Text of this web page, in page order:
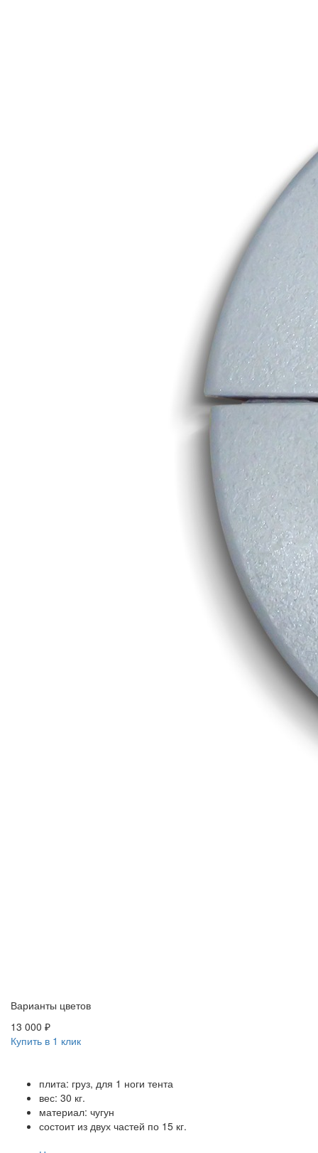
Варианты цветов
13 000 ₽
Купить в 1 клик
плита: груз, для 1 ноги тента
вес: 30 кг.
материал: чугун
состоит из двух частей по 15 кг.